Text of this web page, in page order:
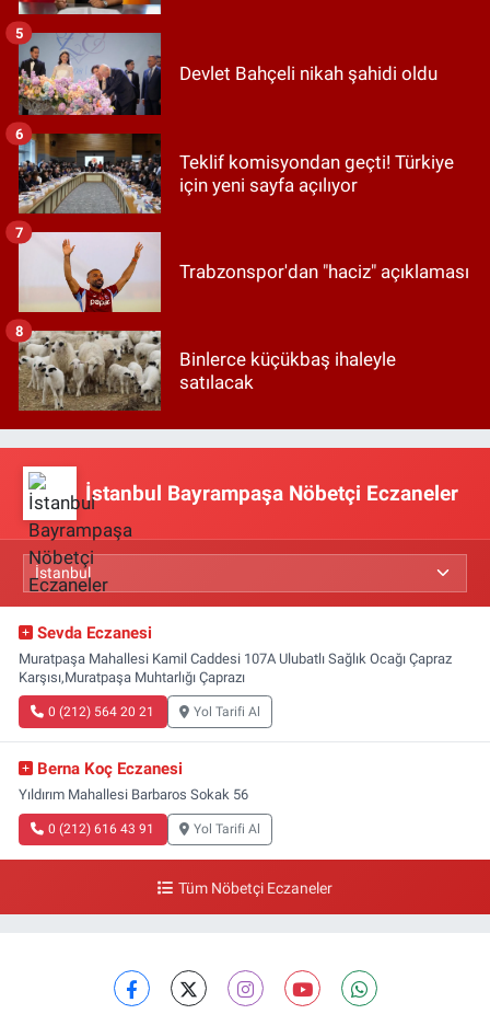
Devlet Bahçeli nikah şahidi oldu
5
Teklif komisyondan geçti! Türkiye
için yeni sayfa açılıyor
6
Trabzonspor'dan "haciz" açıklaması
7
Binlerce küçükbaş ihaleyle
satılacak
8
İstanbul Bayrampaşa Nöbetçi Eczaneler
Sevda Eczanesi
Muratpaşa Mahallesi Kamil Caddesi 107A Ulubatlı Sağlık Ocağı Çapraz
Karşısı,Muratpaşa Muhtarlığı Çaprazı
0 (212) 564 20 21 Yol Tarifi Al
Berna Koç Eczanesi
Yıldırım Mahallesi Barbaros Sokak 56
0 (212) 616 43 91 Yol Tarifi Al
Tüm Nöbetçi Eczaneler